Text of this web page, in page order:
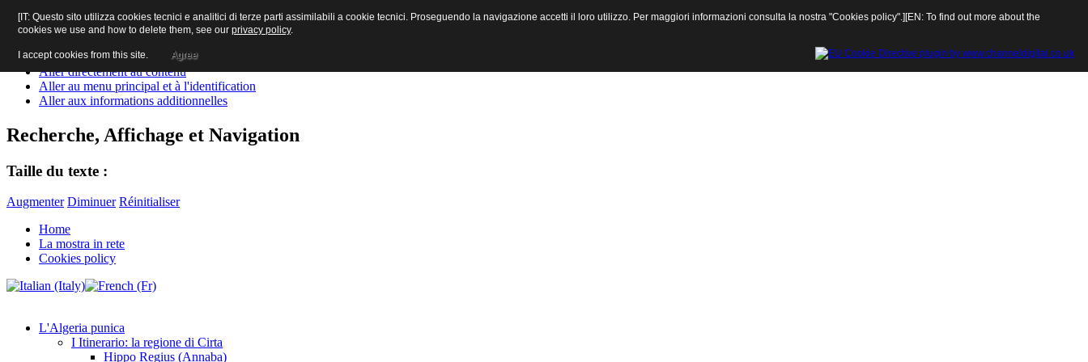
www.cherchel-project.eu
Aller directement au contenu
Aller au menu principal et à l'identification
Aller aux informations additionnelles
Recherche, Affichage et Navigation
Taille du texte :
Augmenter Diminuer Réinitialiser
Home
La mostra in rete
Cookies policy
L'Algeria punica
I Itinerario: la regione di Cirta
Hippo Regius (Annaba)
[IT: Questo sito utilizza cookies tecnici e analitici di terze parti assimilabili a cookie tecnici. Proseguendo la navigazione accetti il loro utilizzo. Per maggiori informazioni consulta la nostra "Cookies policy".][EN: To find out more about the
cookies we use and how to delete them, see our privacy policy.
I accept cookies from this site. Agree